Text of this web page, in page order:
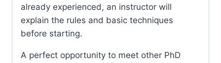
already experienced, an instructor will
explain the rules and basic techniques
before starting.
A perfect opportunity to meet other PhD